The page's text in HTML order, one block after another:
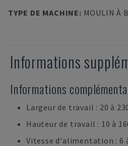
TYPE DE MACHINE: MOULIN À
Informations
Informations
Largeur de travail : 20 à
Hauteur de travail : 10 à
Vitesse d'alimentation : 6